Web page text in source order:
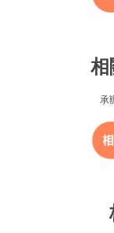
相
承